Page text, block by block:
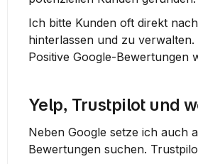
Ich bitte Kunden oft direkt
hinterlassen und zu
Positive Google-Bewertungen
Yelp, Trustpilot und
Neben Google setze ich auch
Bewertungen suchen.